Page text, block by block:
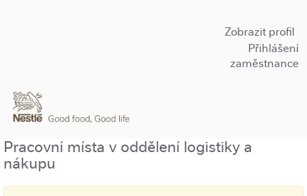
Zobrazit profil
Přihlášení
zaměstnance
Pracovní místa v oddělení logistiky a
nákupu